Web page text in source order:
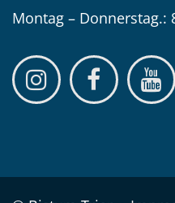
Montag – Donnerstag.: